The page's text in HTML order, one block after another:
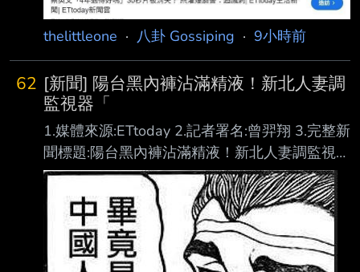
thelittleone · 八卦 Gossiping · 9小時前
62 [新聞] 陽台黑內褲沾滿精液！新北人妻調
監視器「
1.媒體來源:ETtoday 2.記者署名:曾羿翔 3.完整新
聞標題:陽台黑內褲沾滿精液！新北人妻調監視器
「發現兇手」崩潰：竟是他 4.完整新聞內文: 記
者曾羿翔／綜合報導 新北市土城區一名人妻今
年3月間發現，原本晾曬在住家陽台的黑色內褲
疑遭人取走，之 後更沾有大量精液，察覺情況
有異後隨即調閱住家監視器查看，沒想到竟發現